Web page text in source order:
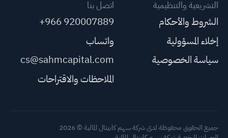
التشريعية والتنظيمية
الشروط والأحكام
إخلاء المسؤولية
سياسة الخصوصية
اتصل بنا
+966 920007889
واتساب
cs@sahmcapital.com
الملاحظات والاقتراحات
جميع الحقوق محفوظة لدى شركة سهم كابيتال المالية © 2026